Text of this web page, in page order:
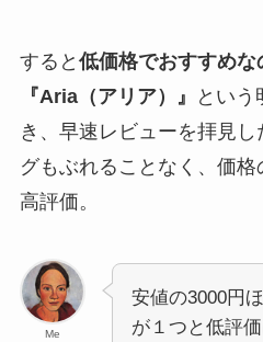
すると 低価格でおすすめ
『Aria（アリア）』
という
き、早速レビューを拝見
グもぶれることなく、価
高評価。
Me
安値の3000円
が１つと低評